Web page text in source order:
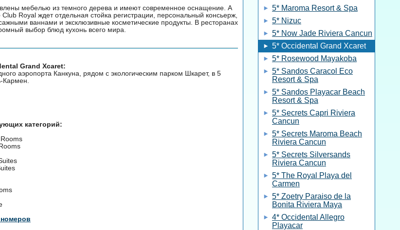
мебелью из темного дерева и имеют современное оснащение. А
Royal ждет отдельная стойка регистрации, персональный консьерж,
ваннами и эксклюзивные косметические продукты. В ресторанах
выбор блюд кухонь всего мира.
Grand Xcaret:
аэропорта Канкуна, рядом с экологическим парком Шкарет, в 5
Кармен.
категорий:
5* Maroma Resort & Spa
5* Nizuc
5* Now Jade Riviera Cancun
5* Occidental Grand Xcaret
5* Rosewood Mayakoba
5* Sandos Caracol Eco
Resort & Spa
5* Sandos Playacar Beach
Resort & Spa
5* Secrets Capri Riviera
Cancun
5* Secrets Maroma Beach
Riviera Cancun
5* Secrets Silversands
Riviera Cancun
5* The Royal Playa del
Carmen
5* Zoetry Paraiso de la
Bonita Riviera Maya
4* Occidental Allegro
Playacar